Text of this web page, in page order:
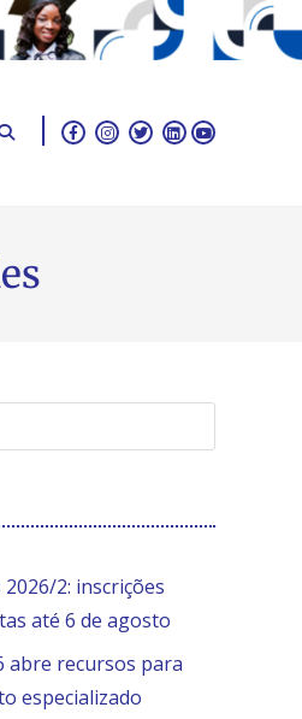
|
2: inscrições
até 6 de agosto
abre recursos para
especializado